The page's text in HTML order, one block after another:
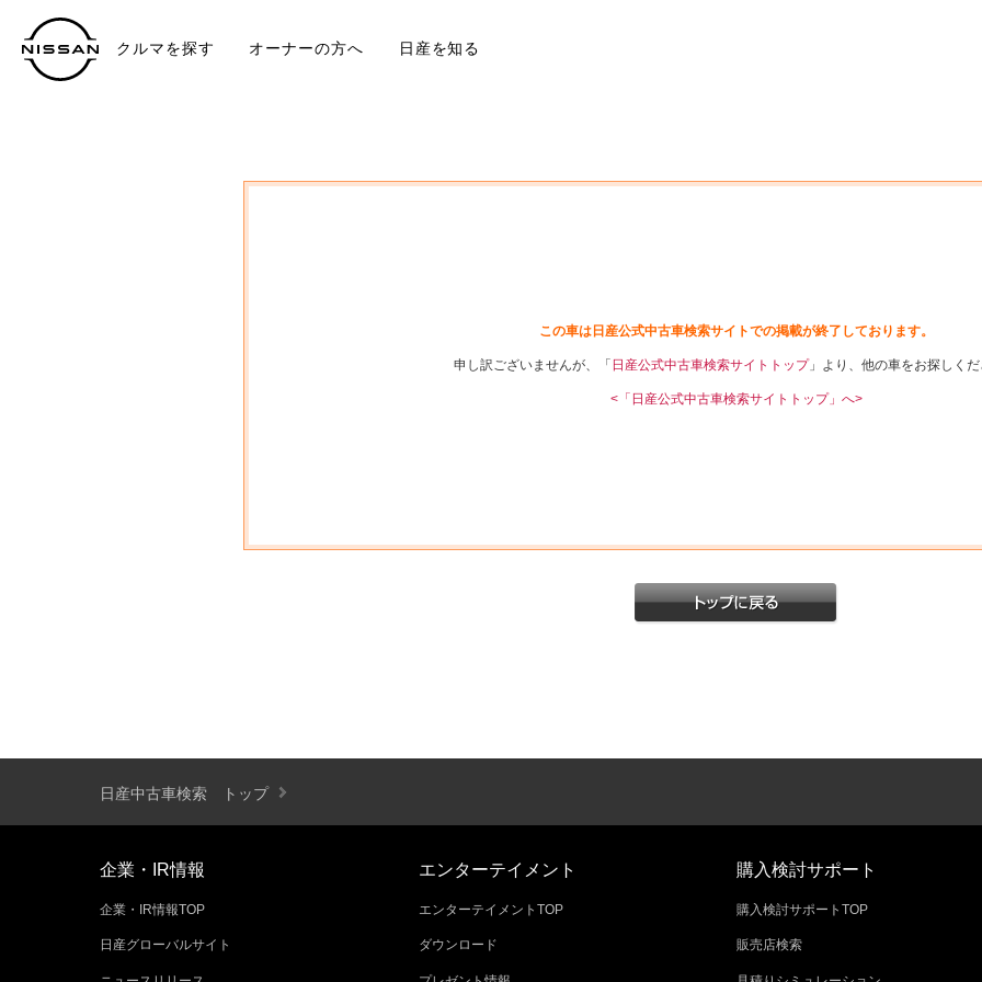
クルマを探す オーナーの方へ 日産を知る
この車は日産公式中古車検索サイトでの掲載が終了しております。
申し訳ございませんが、「 日産公式中古車検索サイトトップ」より、他の車をお探しくだ
<「日産公式中古車検索サイトトップ」へ>
日産中古車検索 トップ
企業・IR情報
企業・IR情報TOP
日産グローバルサイト
エンターテイメント
エンターテイメントTOP
ダウンロード
購入検討サポート
購入検討サポートTOP
販売店検索